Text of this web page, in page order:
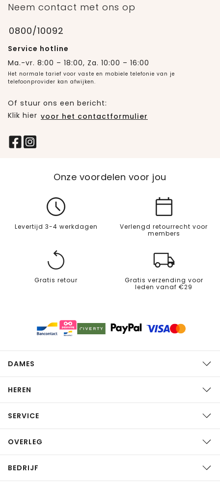
Neem contact met ons op
0800/10092
Service hotline
Ma.-vr. 8:00 – 18:00, Za. 10:00 – 16:00
Het normale tarief voor vaste en mobiele telefonie van je
telefoonprovider kan afwijken.
Of stuur ons een bericht:
Klik hier voor het contactformulier
Onze voordelen voor jou
Levertijd 3-4 werkdagen
Verlengd retourrecht voor
members
Gratis retour
Gratis verzending voor
leden vanaf €29
DAMES
HEREN
SERVICE
OVERLEG
BEDRIJF